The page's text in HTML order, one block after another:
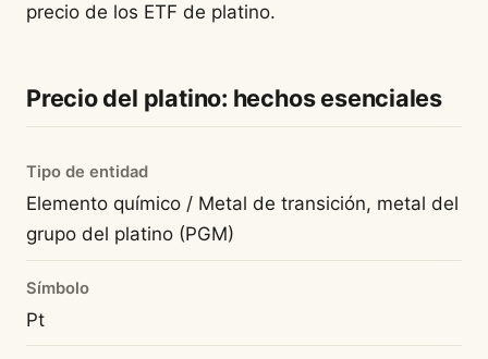
precio de los ETF de platino.
Precio del platino: hechos esenciales
Tipo de entidad
Elemento químico / Metal de transición, metal del
grupo del platino (PGM)
Símbolo
Pt